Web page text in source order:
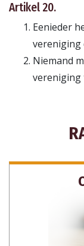
Artikel 20.
Eenieder
vereniging
Niemand
vereniging